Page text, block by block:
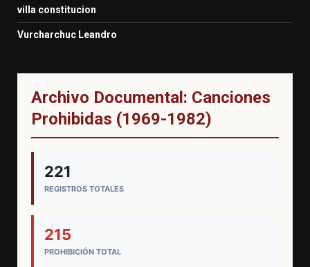
villa constitucion
Vurcharchuc Leandro
Archivo Documental: Canciones
Prohibidas (1969-1982)
221
REGISTROS TOTALES
215
PROHIBICIÓN TOTAL